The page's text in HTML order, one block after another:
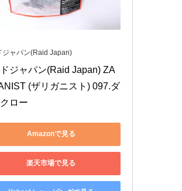
ジャパン(Raid Japan)
ジャパン(Raid Japan) ZA
(ザリガニスト) 097.ダ
ロー
Amazonで見る
楽天市場で見る